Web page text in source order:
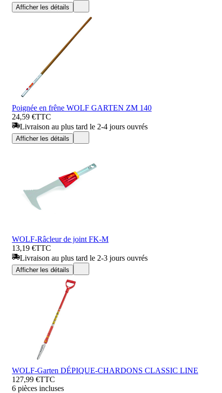
Afficher les détails
Poignée en frêne WOLF GARTEN ZM 140
24,59 €TTC
Livraison au plus tard le 2-4 jours ouvrés
Afficher les détails
WOLF-Râcleur de joint FK-M
13,19 €TTC
Livraison au plus tard le 2-3 jours ouvrés
Afficher les détails
WOLF-Garten DÉPIQUE-CHARDONS CLASSIC LINE
127,99 €TTC
6 pièces incluses